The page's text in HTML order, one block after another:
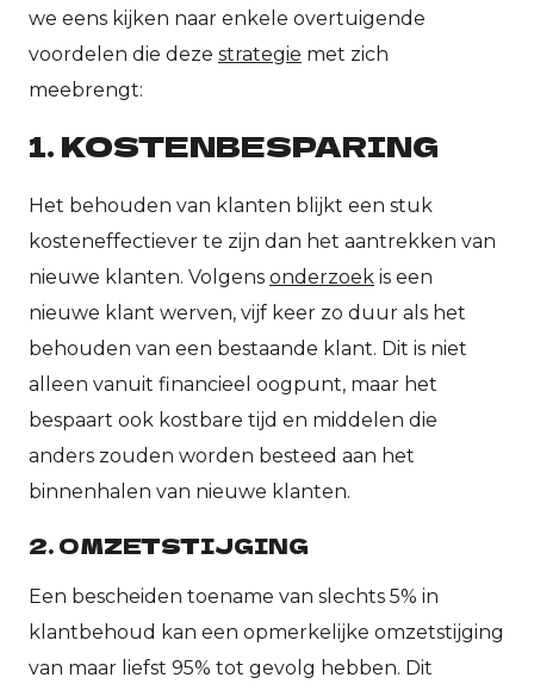
we eens kijken naar enkele overtuigende
voordelen die deze strategie met zich
meebrengt:
1. KOSTENBESPARING
Het behouden van klanten blijkt een stuk
kosteneffectiever te zijn dan het aantrekken van
nieuwe klanten. Volgens onderzoek is een
nieuwe klant werven, vijf keer zo duur als het
behouden van een bestaande klant. Dit is niet
alleen vanuit financieel oogpunt, maar het
bespaart ook kostbare tijd en middelen die
anders zouden worden besteed aan het
binnenhalen van nieuwe klanten.
2. OMZETSTIJGING
Een bescheiden toename van slechts 5% in
klantbehoud kan een opmerkelijke omzetstijging
van maar liefst 95% tot gevolg hebben. Dit